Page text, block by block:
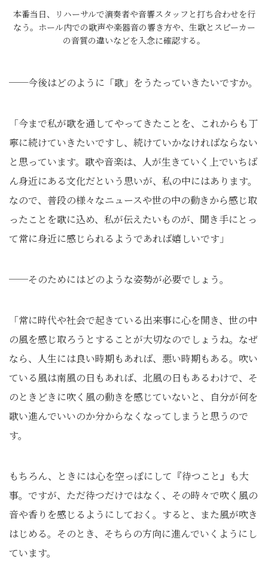
本番当日、リハーサルで演奏者や音響スタッフと打ち合わせを行
なう。ホール内での歌声や楽器音の響き方や、生歌とスピーカー
の音質の違いなどを入念に確認する。
──今後はどのように「歌」をうたっていきたいですか。
「今まで私が歌を通してやってきたことを、これからも丁
寧に続けていきたいですし、続けていかなければならない
と思っています。歌や音楽は、人が生きていく上でいちば
ん身近にある文化だという思いが、私の中にはあります。
なので、普段の様々なニュースや世の中の動きから感じ取
ったことを歌に込め、私が伝えたいものが、聞き手にとっ
て常に身近に感じられるようであれば嬉しいです」
──そのためにはどのような姿勢が必要でしょう。
「常に時代や社会で起きている出来事に心を開き、世の中
の風を感じ取ろうとすることが大切なのでしょうね。なぜ
なら、人生には良い時期もあれば、悪い時期もある。吹い
ている風は南風の日もあれば、北風の日もあるわけで、そ
のときどきに吹く風の動きを感じていないと、自分が何を
歌い進んでいいのか分からなくなってしまうと思うので
す。
もちろん、ときには心を空っぽにして『待つこと』も大
事。ですが、ただ待つだけではなく、その時々で吹く風の
音や香りを感じるようにしておく。すると、また風が吹き
はじめる。そのとき、そちらの方向に進んでいくようにし
ています。